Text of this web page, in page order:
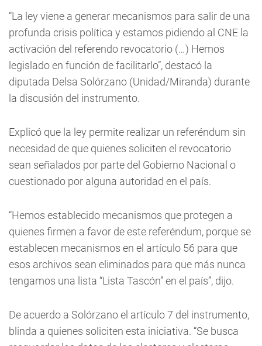
“La ley viene a generar mecanismos para salir de una
profunda crisis política y estamos pidiendo al CNE la
activación del referendo revocatorio (…) Hemos
legislado en función de facilitarlo”, destacó la
diputada Delsa Solórzano (Unidad/Miranda) durante
la discusión del instrumento.
Explicó que la ley permite realizar un referéndum sin
necesidad de que quienes soliciten el revocatorio
sean señalados por parte del Gobierno Nacional o
cuestionado por alguna autoridad en el país.
“Hemos establecido mecanismos que protegen a
quienes firmen a favor de este referéndum, porque se
establecen mecanismos en el artículo 56 para que
esos archivos sean eliminados para que más nunca
tengamos una lista “Lista Tascón” en el país”, dijo.
De acuerdo a Solórzano el artículo 7 del instrumento,
blinda a quienes soliciten esta iniciativa. “Se busca